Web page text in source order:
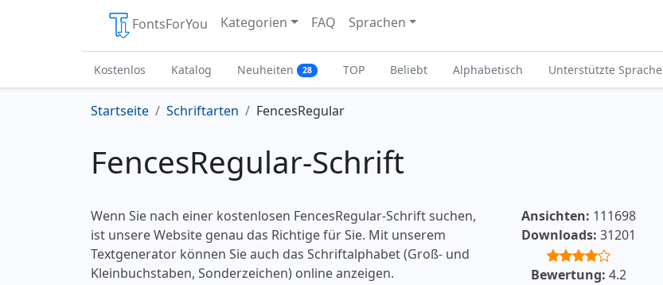
FontsForYou Kategorien FAQ Sprachen
Kostenlos Katalog Neuheiten 28 TOP Beliebt Alphabetisch Unterstützte Sprache
Startseite Schriftarten FencesRegular
FencesRegular-Schrift
Wenn Sie nach einer kostenlosen FencesRegular-Schrift suchen,
ist unsere Website genau das Richtige für Sie. Mit unserem
Textgenerator können Sie auch das Schriftalphabet (Groß- und
Kleinbuchstaben, Sonderzeichen) online anzeigen.
Ansichten: 111698
Downloads: 31201
Bewertung: 4.2